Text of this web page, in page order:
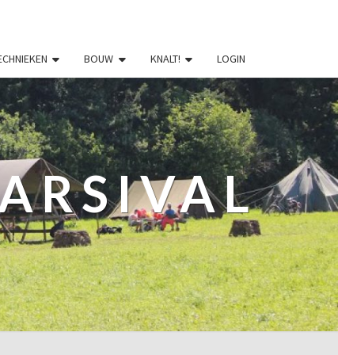
BOUW KNALT! LOGIN